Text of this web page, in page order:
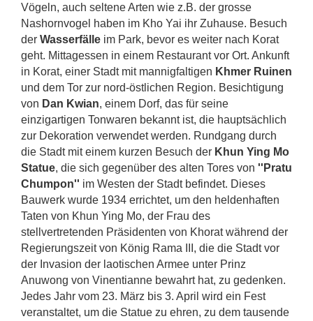
Vögeln, auch seltene Arten wie z.B. der grosse
Nashornvogel haben im Kho Yai ihr Zuhause. Besuch
der Wasserfälle im Park, bevor es weiter nach Korat
geht. Mittagessen in einem Restaurant vor Ort. Ankunft
in Korat, einer Stadt mit mannigfaltigen Khmer Ruinen
und dem Tor zur nord-östlichen Region. Besichtigung
von Dan Kwian, einem Dorf, das für seine
einzigartigen Tonwaren bekannt ist, die hauptsächlich
zur Dekoration verwendet werden. Rundgang durch
die Stadt mit einem kurzen Besuch der Khun Ying Mo
Statue, die sich gegenüber des alten Tores von ''Pratu
Chumpon'' im Westen der Stadt befindet. Dieses
Bauwerk wurde 1934 errichtet, um den heldenhaften
Taten von Khun Ying Mo, der Frau des
stellvertretenden Präsidenten von Khorat während der
Regierungszeit von König Rama III, die die Stadt vor
der Invasion der laotischen Armee unter Prinz
Anuwong von Vinentianne bewahrt hat, zu gedenken.
Jedes Jahr vom 23. März bis 3. April wird ein Fest
veranstaltet, um die Statue zu ehren, zu dem tausende